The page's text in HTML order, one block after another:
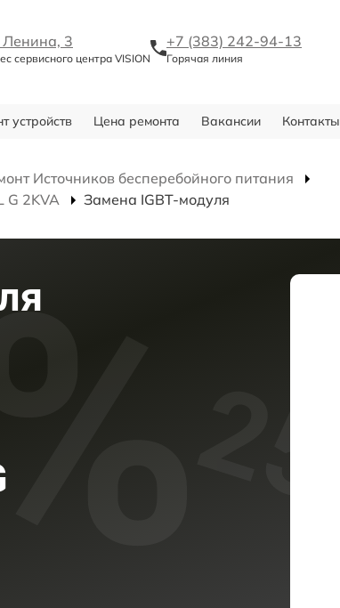
Ленина, 3
сервисного центра VISION
+7 (383) 242-94-13
Горячая линия
устройств Цена ремонта Вакансии Контакты
Источников бесперебойного питания
G 2KVA
Замена IGBT-модуля